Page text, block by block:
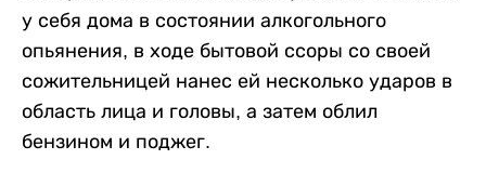
у себя дома в состоянии алкогольного
опьянения, в ходе бытовой ссоры со своей
сожительницей нанес ей несколько ударов в
область лица и головы, а затем облил
бензином и поджег.